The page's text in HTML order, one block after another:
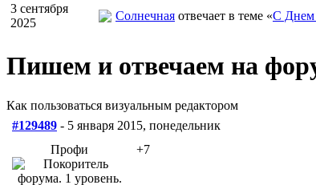
3 сентября
2025
Солнечная отвечает в теме «С Днем
Пишем и отвечаем на
Как пользоваться визуальным редактором
#129489 - 5 января 2015, понедельник
Профи
+7